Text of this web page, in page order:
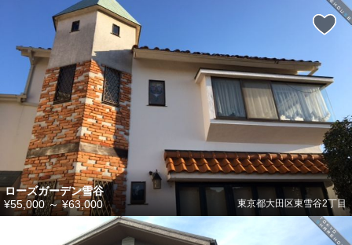
ローズガーデン雪谷
東京都大田区東雪谷2丁目
¥55,000～¥63,000